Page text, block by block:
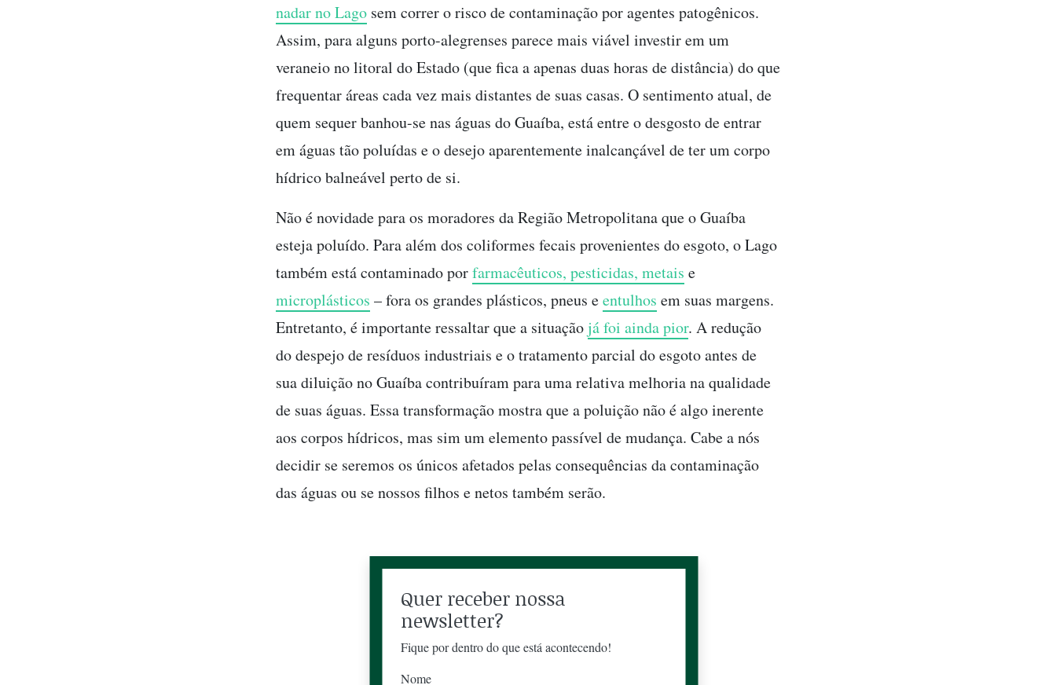
nadar no Lago sem correr o risco de contaminação por agentes patogênicos.
Assim, para alguns porto-alegrenses parece mais viável investir em um
veraneio no litoral do Estado (que fica a apenas duas horas de distância) do que
frequentar áreas cada vez mais distantes de suas casas. O sentimento atual, de
quem sequer banhou-se nas águas do Guaíba, está entre o desgosto de entrar
em águas tão poluídas e o desejo aparentemente inalcançável de ter um corpo
hídrico balneável perto de si.
Não é novidade para os moradores da Região Metropolitana que o Guaíba
esteja poluído. Para além dos coliformes fecais provenientes do esgoto, o Lago
também está contaminado porfarmacêuticos, pesticidas, metais e
microplásticos – fora os grandes plásticos, pneus eentulhos em suas margens.
Entretanto, é importante ressaltar que a situaçãojá foi ainda pior. A redução
do despejo de resíduos industriais e o tratamento parcial do esgoto antes de
sua diluição no Guaíba contribuíram para uma relativa melhoria na qualidade
de suas águas. Essa transformação mostra que a poluição não é algo inerente
aos corpos hídricos, mas sim um elemento passível de mudança. Cabe a nós
decidir se seremos os únicos afetados pelas consequências da contaminação
das águas ou se nossos filhos e netos também serão.
Quer receber nossa
newsletter?
Fique por dentro do que está acontecendo!
Nome